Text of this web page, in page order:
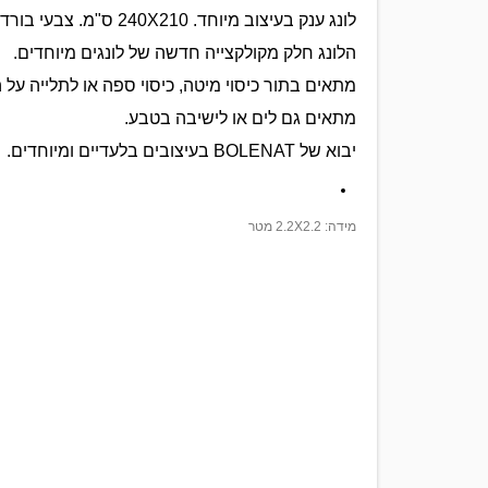
לונג ענק בעיצוב מיוחד. 240X210 ס"מ. צבעי בורדו/ סגול.
הלונג חלק מקולקצייה חדשה של לונגים מיוחדים.
מתאים בתור כיסוי מיטה, כיסוי ספה או לתלייה על
מתאים גם לים או לישיבה בטבע.
יבוא של BOLENAT בעיצובים בלעדיים ומיוחדים.
מידה: 2.2X2.2 מטר